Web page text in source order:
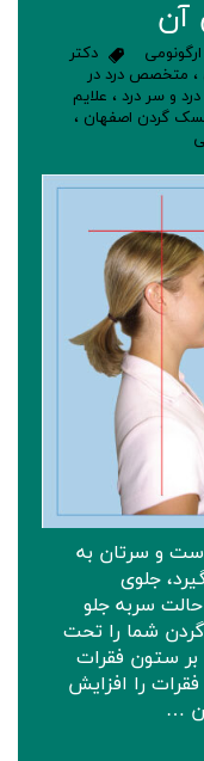
آن
دکتر
، متخصص درد در
و سر درد ، علایم
گردن اصفهان ،
و سرتان به
جلوی
سربه جلو
شما را تحت
بر ستون فقرات
را افزایش
…